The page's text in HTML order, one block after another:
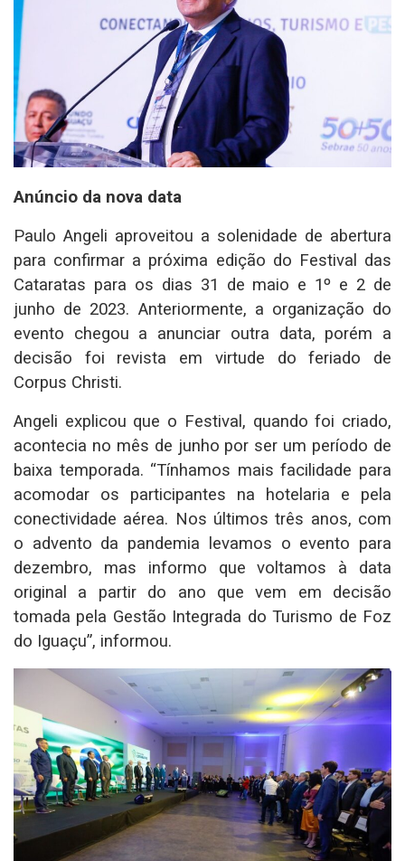
Anúncio da nova data
Paulo Angeli aproveitou a solenidade de abertura
para confirmar a próxima edição do Festival das
Cataratas para os dias 31 de maio e 1º e 2 de
junho de 2023. Anteriormente, a organização do
evento chegou a anunciar outra data, porém a
decisão foi revista em virtude do feriado de
Corpus Christi.
Angeli explicou que o Festival, quando foi criado,
acontecia no mês de junho por ser um período de
baixa temporada. “Tínhamos mais facilidade para
acomodar os participantes na hotelaria e pela
conectividade aérea. Nos últimos três anos, com
o advento da pandemia levamos o evento para
dezembro, mas informo que voltamos à data
original a partir do ano que vem em decisão
tomada pela Gestão Integrada do Turismo de Foz
do Iguaçu”, informou.